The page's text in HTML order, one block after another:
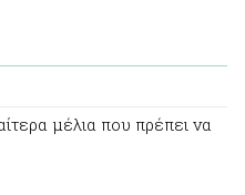
μέλια που πρέπει να